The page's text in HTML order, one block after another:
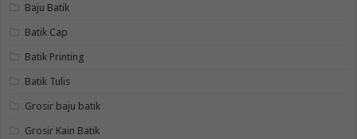
Baju Batik
Batik Cap
Batik Printing
Batik Tulis
Grosir baju batik
Grosir Kain Batik